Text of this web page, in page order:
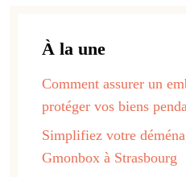
À la une
Comment assurer un
protéger vos biens
Simplifiez votre
Gmonbox à Strasbourg